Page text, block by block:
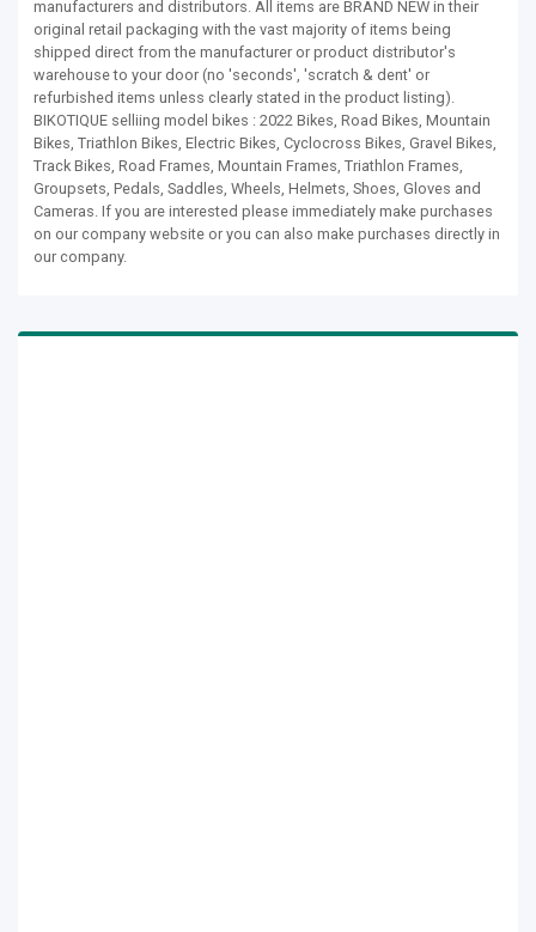
manufacturers and distributors. All items are BRAND NEW in their
original retail packaging with the vast majority of items being
shipped direct from the manufacturer or product distributor's
warehouse to your door (no 'seconds', 'scratch & dent' or
refurbished items unless clearly stated in the product listing).
BIKOTIQUE selliing model bikes : 2022 Bikes, Road Bikes, Mountain
Bikes, Triathlon Bikes, Electric Bikes, Cyclocross Bikes, Gravel Bikes,
Track Bikes, Road Frames, Mountain Frames, Triathlon Frames,
Groupsets, Pedals, Saddles, Wheels, Helmets, Shoes, Gloves and
Cameras. If you are interested please immediately make purchases
on our company website or you can also make purchases directly in
our company.